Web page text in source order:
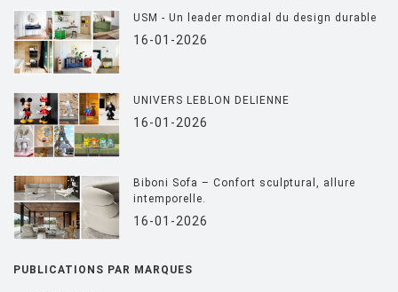
USM - Un leader mondial du design durable
16-01-2026
UNIVERS LEBLON DELIENNE
16-01-2026
Biboni Sofa – Confort sculptural, allure
intemporelle.
16-01-2026
PUBLICATIONS PAR MARQUES